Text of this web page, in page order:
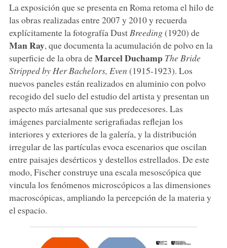
La exposición que se presenta en Roma retoma el hilo de
las obras realizadas entre 2007 y 2010 y recuerda
explícitamente la fotografía Dust Breeding(1920) de
ManRay, que documenta la acumulación de polvo en la
superficie de la obra deMarcelDuchamp The Bride
Stripped by Her Bachelors, Even (1915-1923). Los
nuevos paneles están realizados en aluminio con polvo
recogido del suelo del estudio del artista y presentan un
aspecto más artesanal que sus predecesores. Las
imágenes parcialmente serigrafiadas reflejan los
interiores y exteriores de la galería, y la distribución
irregular de las partículas evoca escenarios que oscilan
entre paisajes desérticos y destellos estrellados. De este
modo, Fischer construye una escala mesoscópica que
vincula los fenómenos microscópicos a las dimensiones
macroscópicas, ampliando la percepción de la materia y
el espacio.